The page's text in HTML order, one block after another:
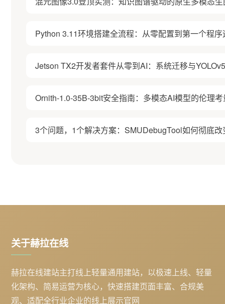
Python 3.11环境搭建全流程：从零配置到第一个程序
Jetson TX2开发者套件从零到AI：系统迁移与
Ornith-1.0-35B-3bit安全指南：多模态AI模型的伦理
3个问题，1个解决方案：SMUDebugTool如何彻底
关于赫拉在线
赫拉在线建站主打线上轻量通用建站，以极速上线、轻量
化架构、简易运营为核心，快速搭建页面丰富、合规美
观、适配全行业企业的线上展示官网